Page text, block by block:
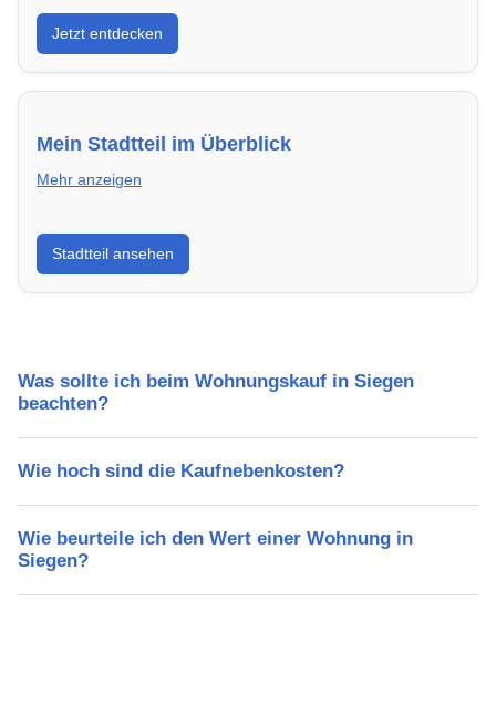
Entdecke Neubauprojekte in Siegen – modern,
energieeffizient und sofort bezugsfertig.
Jetzt entdecken
Mein Stadtteil im Überblick
Mehr anzeigen
Erfahre mehr über deinen Stadtteil in Siegen:
Lebensqualität, Verkehrsanbindung, Schulen,
Freizeitmöglichkeiten und Mietpreise.
Stadtteil ansehen
Was sollte ich beim Wohnungskauf in Siegen
beachten?
Wie hoch sind die Kaufnebenkosten?
Wie beurteile ich den Wert einer Wohnung in
Siegen?